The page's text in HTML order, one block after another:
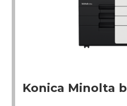
Konica Minolta